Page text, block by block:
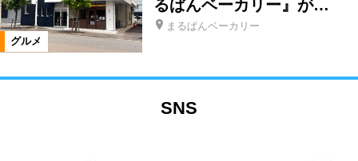
グルメ
るぱんベーカリー』が…
まるぱんベーカリー
SNS